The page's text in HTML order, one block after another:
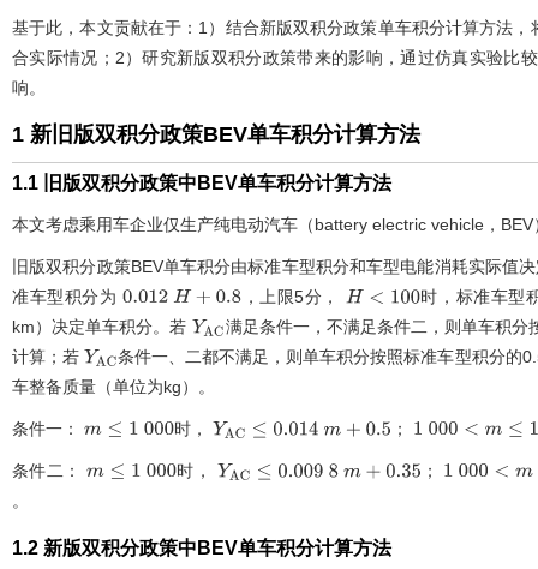
基于此，本文贡献在于：1）结合新版双积分政策单车积分计算方法
合实际情况；2）研究新版双积分政策带来的影响，通过仿真实验比
响。
1 新旧版双积分政策BEV单车积分计算方法
1.1 旧版双积分政策中BEV单车积分计算方法
本文考虑乘用车企业仅生产纯电动汽车（battery electric vehicle，
旧版双积分政策BEV单车积分由标准车型积分和车型电能消耗实际值
准车型积分为 0.012 H+ 0.8 ，上限5分， H< 100
时，标准车型
km）决定单车积分。若 YAC满足条件一，不满足条件二，则单车积分
计算；若 YAC条件一、二都不满足，则单车积分按照标准车型积分的
车整备质量（单位为kg）。
条件一： m≤ 1 000 时， YAC≤0.014 m+0.5 ； 1 000<m ≤1 600
条件二：
m≤ 1 000 时， YAC≤0.009 8 m+0.35 ； 1 000<m ≤1
。
1.2 新版双积分政策中BEV单车积分计算方法